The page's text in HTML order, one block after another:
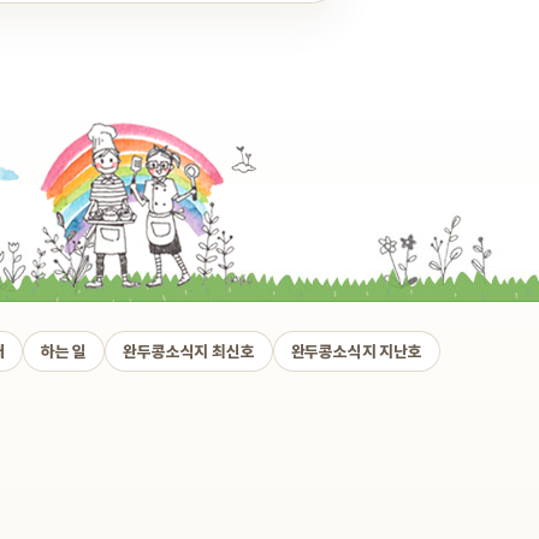
하는 일 완두콩소식지 최신호 완두콩소식지 지난호